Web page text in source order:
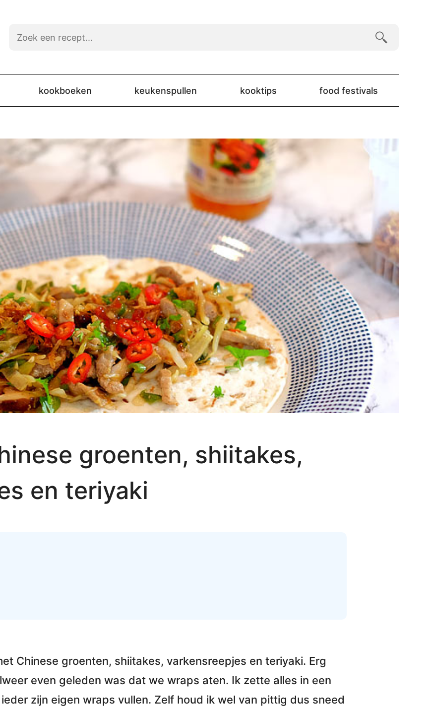
kookboeken keukenspullen kooktips food festivals
groenten, shiitakes,
en teriyaki
Chinese groenten, shiitakes, varkensreepjes en teriyaki. Erg
even geleden was dat we wraps aten. Ik zette alles in een
ieder zijn eigen wraps vullen. Zelf houd ik wel van pittig dus sneed